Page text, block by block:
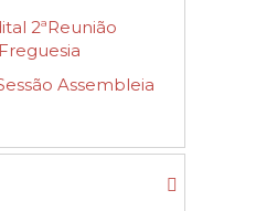
2ªReunião
Assembleia